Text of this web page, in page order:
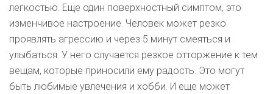
легкостью. Еще один поверхностный симптом, это
изменчивое настроение. Человек может резко
проявлять агрессию и через 5 минут смеяться и
улыбаться. У него случается резкое отторжение к тем
вещам, которые приносили ему радость. Это могут
быть любимые увлечения и хобби. И еще может